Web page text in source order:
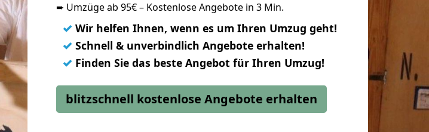
➨ Umzüge ab 95€ – Kostenlose Angebote in 3 Min.
✓ Wir helfen Ihnen, wenn es um Ihren Umzug geht!
✓ Schnell & unverbindlich Angebote erhalten!
✓ Finden Sie das beste Angebot für Ihren Umzug!
blitzschnell kostenlose Angebote erhalten